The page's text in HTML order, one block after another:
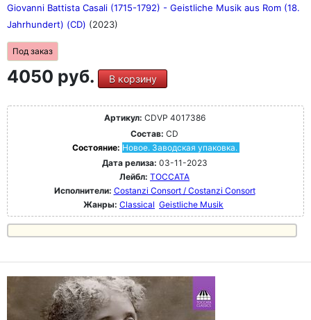
Giovanni Battista Casali (1715-1792) - Geistliche Musik aus Rom (18.
Jahrhundert) (CD) (2023)
Под заказ
4050 руб. В корзину
Артикул: CDVP 4017386
Состав: CD
Состояние: Новое. Заводская упаковка.
Дата релиза: 03-11-2023
Лейбл: TOCCATA
Исполнители: Costanzi Consort / Costanzi Consort
Жанры: Classical Geistliche Musik